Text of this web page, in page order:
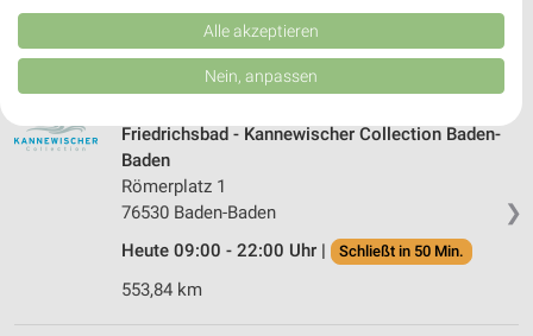
Heute 09:00 - 22:00 Uhr |
463,35 km
❯
Friedrichsbad - Kannewischer Collection Baden-
Baden
Römerplatz 1
76530 Baden-Baden
Heute 09:00 - 22:00 Uhr |
Schließt in 50 Min.
553,84 km
Kombinationen von Daten aus verschiedenen Quellen. Entwicklung und
Verbesserung der Angebote. Verwendung reduzierter Daten zur Auswahl
von Inhalten.
Daten können außerhalb der Europäischen Union weitergegeben und in die
Website/App.
Partnerliste anzeigen (1 IAB-Anbieter)
Wir nutzen Ihre Daten für folgende Zwecke:
IAB-Verarbeitungszwecke:
Speichern von oder Zugriff auf Informationen
auf einem Endgerät
Alle akzeptieren
Nein, anpassen